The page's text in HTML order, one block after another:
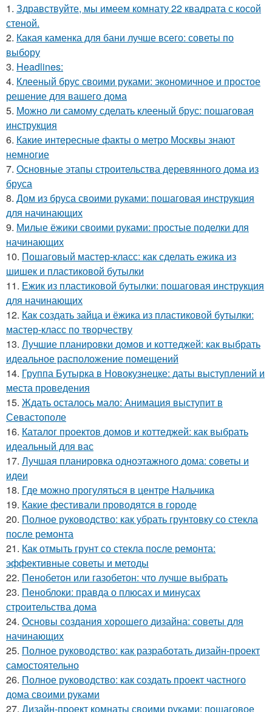
1. Здравствуйте, мы имеем комнату 22 квадрата с косой
стеной.
2. Какая каменка для бани лучше всего: советы по
выбору
3. Headlines:
4. Клееный брус своими руками: экономичное и простое
решение для вашего дома
5. Можно ли самому сделать клееный брус: пошаговая
инструкция
6. Какие интересные факты о метро Москвы знают
немногие
7. Основные этапы строительства деревянного дома из
бруса
8. Дом из бруса своими руками: пошаговая инструкция
для начинающих
9. Милые ёжики своими руками: простые поделки для
начинающих
10. Пошаговый мастер-класс: как сделать ежика из
шишек и пластиковой бутылки
11. Ежик из пластиковой бутылки: пошаговая инструкция
для начинающих
12. Как создать зайца и ёжика из пластиковой бутылки:
мастер-класс по творчеству
13. Лучшие планировки домов и коттеджей: как выбрать
идеальное расположение помещений
14. Группа Бутырка в Новокузнецке: даты выступлений и
места проведения
15. Ждать осталось мало: Анимация выступит в
Севастополе
16. Каталог проектов домов и коттеджей: как выбрать
идеальный для вас
17. Лучшая планировка одноэтажного дома: советы и
идеи
18. Где можно прогуляться в центре Нальчика
19. Какие фестивали проводятся в городе
20. Полное руководство: как убрать грунтовку со стекла
после ремонта
21. Как отмыть грунт со стекла после ремонта:
эффективные советы и методы
22. Пенобетон или газобетон: что лучше выбрать
23. Пеноблоки: правда о плюсах и минусах
строительства дома
24. Основы создания хорошего дизайна: советы для
начинающих
25. Полное руководство: как разработать дизайн-проект
самостоятельно
26. Полное руководство: как создать проект частного
дома своими руками
27. Дизайн-проект комнаты своими руками: пошаговое